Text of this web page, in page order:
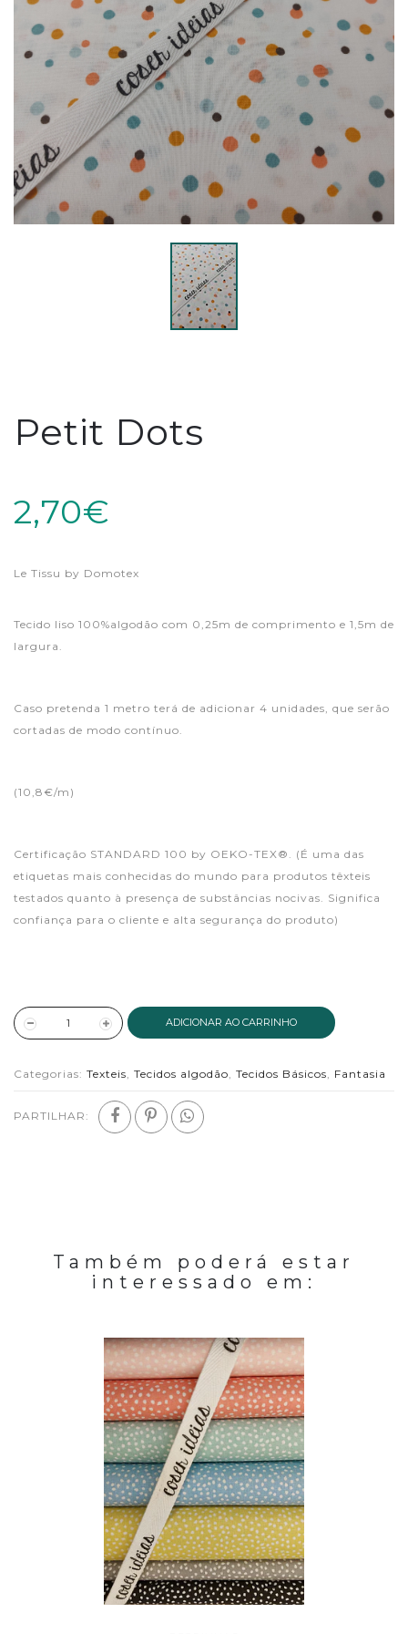
Petit Dots
2,70€
Le Tissu by Domotex
Tecido liso 100%algodão com 0,25m de comprimento e 1,5m de
largura.
Caso pretenda 1 metro terá de adicionar 4 unidades, que serão
cortadas de modo contínuo.
(10,8€/m)
Certificação STANDARD 100 by OEKO-TEX®. (É uma das
etiquetas mais conhecidas do mundo para produtos têxteis
testados quanto à presença de substâncias nocivas. Significa
confiança para o cliente e alta segurança do produto)
ADICIONAR AO CARRINHO
Categorias: Texteis, Tecidos algodão, Tecidos Básicos, Fantasia
PARTILHAR:
Também poderá estar
interessado em: